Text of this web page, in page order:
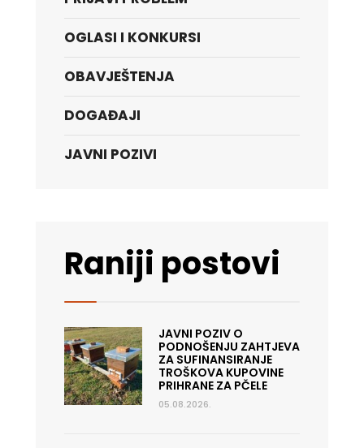
OGLASI I KONKURSI
OBAVJEŠTENJA
DOGAĐAJI
JAVNI POZIVI
Raniji postovi
JAVNI POZIV O
PODNOŠENJU ZAHTJEVA
ZA SUFINANSIRANJE
TROŠKOVA KUPOVINE
PRIHRANE ZA PČELE
05.08.2026.